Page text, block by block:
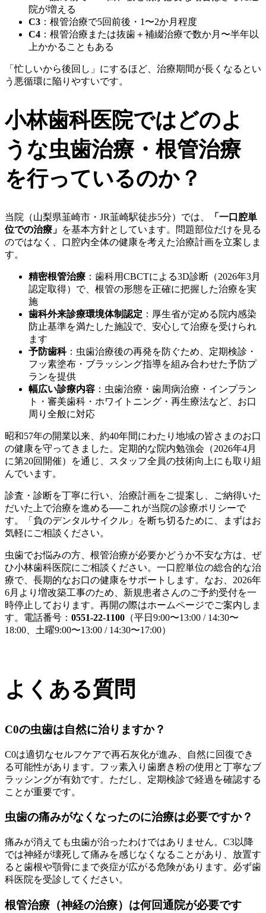
院が増える
C3 ：根管治療で5回前後・1〜2か月程度
C4 ：根管治療または抜歯＋補綴治療で数か月〜半年以
上かかることもある
「忙しいから後回し」にするほど、治療期間が長くなるとい
う悪循環に陥りやすいです。
小林歯科医院ではどのよ
うな虫歯治療・根管治療
を行っているのか？
当院（山梨県韮崎市・JR韮崎駅徒歩5分）では、
「一口腔単
位での治療」 を基本方針としています。問題部位だけを見る
のではなく、口腔内全体の健康を考えた治療計画を立案しま
す。
精密根管治療 ：歯科用CBCTによる3D診断（2026年3月
認定取得）で、根管の形態を正確に把握した治療を実
施
歯科外来診療環境体制認定 ：厚生省が定める院内感染
防止基準を満たした施設で、安心して治療を受けられ
ます
予防歯科：虫歯治療後の再発を防ぐため、定期検診・
フッ素塗布・ブラッシング指導を組み合わせた予防プ
ランを提供
幅広い診療内容 ：虫歯治療・歯周病治療・インプラン
ト・審美歯科・ホワイトニング・再生療法など、お口
周り全般に対応
昭和57年の開業以来、約40年間にわたり地域の皆さまのお口
の健康を守ってきました。定期的な院内勉強会（2026年4月
に第20回開催）を通じ、スタッフ全員の技術向上にも取り組
んでいます。
診査・診断を丁寧に行い、治療計画をご提案し、ご納得いた
だいた上で治療を進める──これが当院の診療ポリシーで
す。「負のデンタルサイクル」を断ち切るために、まずはお
気軽にご相談ください。
虫歯でお悩みの方、根管治療が必要かどうか不安な方は、ぜ
ひ小林歯科医院にご相談ください。一口腔単位の総合的な治
療で、長期的なお口の健康をサポートします。なお、2026年
6月より増改築工事のため、新規患者さんのご予約受付を一
時停止しております。再開の際はホームページでご案内しま
す。電話番号： 0551-22-1100 （平日9:00〜13:00 / 14:30〜
18:00、土曜9:00〜13:00 / 14:30〜17:00）
よくある質問
C0の虫歯は自然に治りますか？
C0は適切なセルフケアで再石灰化が進み、自然に回復でき
る可能性があります。フッ素入り歯磨き粉の使用と丁寧なブ
ラッシングが有効です。ただし、定期検診で経過を確認する
ことが重要です。
虫歯の痛みがなくなったのに治療は必要ですか？
痛みが消えても虫歯が治ったわけではありません。C3以降
では神経が壊死して痛みを感じなくなることがあり、放置す
ると歯根や顎骨にまで炎症が広がる危険があります。必ず歯
科医院を受診してください。
根管治療（神経の治療）は何回通院が必要です